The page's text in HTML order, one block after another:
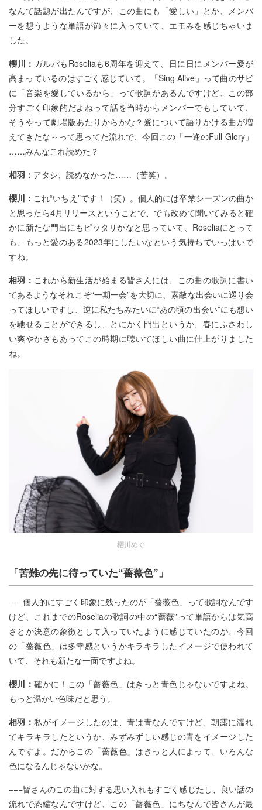
なんて話題が出たんですが、この曲にも「愛しい」とか、メンバ
ーを想うような単語が節々に入っていて、エモみを感じちゃいま
した。
櫻川： ガルパもRoseliaも6周年を迎えて、日に日にメンバー愛が
高まっているのはすごく感じていて。「Sing Alive」って曲のサビ
に「音楽を愛しているから」って歌詞があるんですけど、この部
分すごく印象的だよねって話を当時からメンバーでもしていて、
そうやって劇場版あたりからかな？愛について語りかける曲が増
えてきたな～って思ってた流れで、今回この「一逢のFull Glory」
……みんなこれ読めた？
相羽： アタシ、読めなかった……（苦笑）。
櫻川： これ“いちえ”です！（笑）。個人的には卒業シーズンの曲か
と思ったら4月リリースということで、でも改めて聞いてみると確
かに新たな門出にもピッタリかなと思っていて、Roseliaにとって
も、もっと愛のある2023年にしたいなという気持ちでいっぱいで
すね。
相羽： これから新生活が始まる皆さんには、この曲の歌詞に書い
てあるようなそれこそ“一期一会”を大切に、素敵な出会いに巡り会
ってほしいですし、逆に私たちみたいに“あの頃の出会い”にも想い
を馳せることができるし、とにかく門出というか、春にふさわし
い爽やかさもあってこの時期に聴いてほしい曲に仕上がりました
ね。
櫻川めぐ
「苦難の先に待っていた“薔薇色” 」
−−−個人的にすごく印象に残ったのが「薔薇色」って歌詞なんです
けど、これまでのRoseliaの歌詞の中の“薔薇”って単語からは気高
さとか決意の象徴として入っていたように感じていたのが、今回
の「薔薇色」は多幸感というかキラキラしたイメージで使われて
いて、それも新たな一面ですよね。
櫻川：確かに！この「薔薇色」はきっと青色じゃないですよね。
もっと温かい色味だと思う。
相羽：私がイメージしたのは、青は青なんですけど、朝露に濡れ
てキラキラしたというか、みずみずしい感じの青をイメージした
んですよ。だからこの「薔薇色」はきっと人によって、いろんな
色になるんじゃないかな。
−−−皆さんのこの曲に対する思い入れもすごく感じたし、良い話の
流れで恐縮なんですけど、この「薔薇色」にちなんで皆さんが最